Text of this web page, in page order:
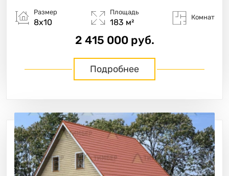
Размер
8х10
Площадь
183 м²
Комнат
2 415 000 руб.
Подробнее